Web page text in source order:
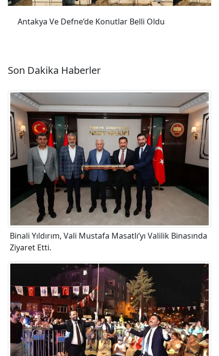
Antakya Ve Defne’de Konutlar Belli Oldu
Son Dakika Haberler
Binali Yıldırım, Vali Mustafa Masatlı’yı Valilik Binasında
Ziyaret Etti.